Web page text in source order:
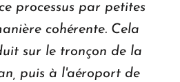
processus par petites
cohérente. Cela
sur le tronçon de la
puis à l'aéroport de